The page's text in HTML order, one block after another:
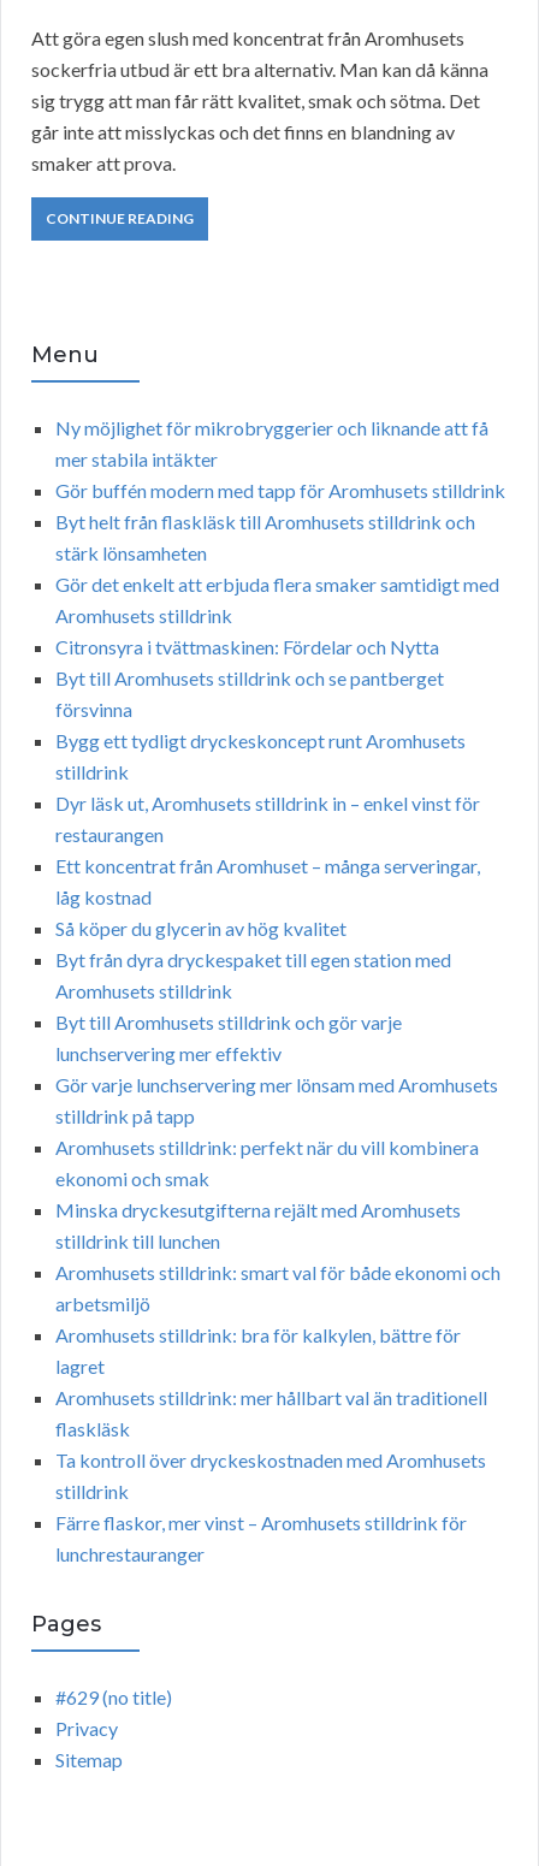
Att göra egen slush med koncentrat från Aromhusets
sockerfria utbud är ett bra alternativ. Man kan då känna
sig trygg att man får rätt kvalitet, smak och sötma. Det
går inte att misslyckas och det finns en blandning av
smaker att prova.
CONTINUE READING
Menu
Ny möjlighet för mikrobryggerier och liknande att få
mer stabila intäkter
Gör buffén modern med tapp för Aromhusets stilldrink
Byt helt från flaskläsk till Aromhusets stilldrink och
stärk lönsamheten
Gör det enkelt att erbjuda flera smaker samtidigt med
Aromhusets stilldrink
Citronsyra i tvättmaskinen: Fördelar och Nytta
Byt till Aromhusets stilldrink och se pantberget
försvinna
Bygg ett tydligt dryckeskoncept runt Aromhusets
stilldrink
Dyr läsk ut, Aromhusets stilldrink in – enkel vinst för
restaurangen
Ett koncentrat från Aromhuset – många serveringar,
låg kostnad
Så köper du glycerin av hög kvalitet
Byt från dyra dryckespaket till egen station med
Aromhusets stilldrink
Byt till Aromhusets stilldrink och gör varje
lunchservering mer effektiv
Gör varje lunchservering mer lönsam med Aromhusets
stilldrink på tapp
Aromhusets stilldrink: perfekt när du vill kombinera
ekonomi och smak
Minska dryckesutgifterna rejält med Aromhusets
stilldrink till lunchen
Aromhusets stilldrink: smart val för både ekonomi och
arbetsmiljö
Aromhusets stilldrink: bra för kalkylen, bättre för
lagret
Aromhusets stilldrink: mer hållbart val än traditionell
flaskläsk
Ta kontroll över dryckeskostnaden med Aromhusets
stilldrink
Färre flaskor, mer vinst – Aromhusets stilldrink för
lunchrestauranger
Pages
#629 (no title)
Privacy
Sitemap